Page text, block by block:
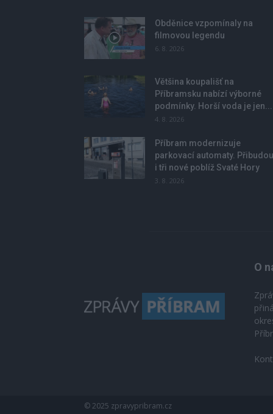
Obděnice vzpomínaly na
filmovou legendu
6. 8. 2026
Většina koupališť na
Příbramsku nabízí výborné
podmínky. Horší voda je jen...
4. 8. 2026
Příbram modernizuje
parkovací automaty. Přibudou
i tři nové poblíž Svaté Hory
3. 8. 2026
O
© 2025 zpravypribram.cz